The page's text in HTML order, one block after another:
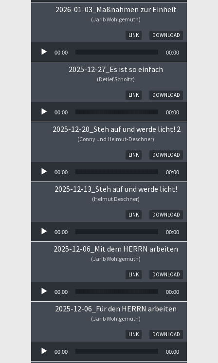
2026-01-03_Maßnahmen zur Einheit
(Jarib Wohlgemuth)
DOWNLOAD
LINK
00:00 00:00
2025-12-27_Es ist so einfach
(Detlef Scholtz)
DOWNLOAD
LINK
00:00 00:00
2025-12-20_Steh auf und werde licht! 2
(Conny und Helmut-Deschner)
DOWNLOAD
LINK
00:00 00:00
2025-12-13_Steh auf und werde licht!
(Helmut Deschner)
DOWNLOAD
LINK
00:00 00:00
2025-12-06_Mit dem HERRN arbeiten
(Jarib Wohlgemuth)
DOWNLOAD
LINK
00:00 00:00
2025-12-06_Für den HERRN arbeiten
(Jarib Wohlgemuth)
DOWNLOAD
LINK
00:00 00:00